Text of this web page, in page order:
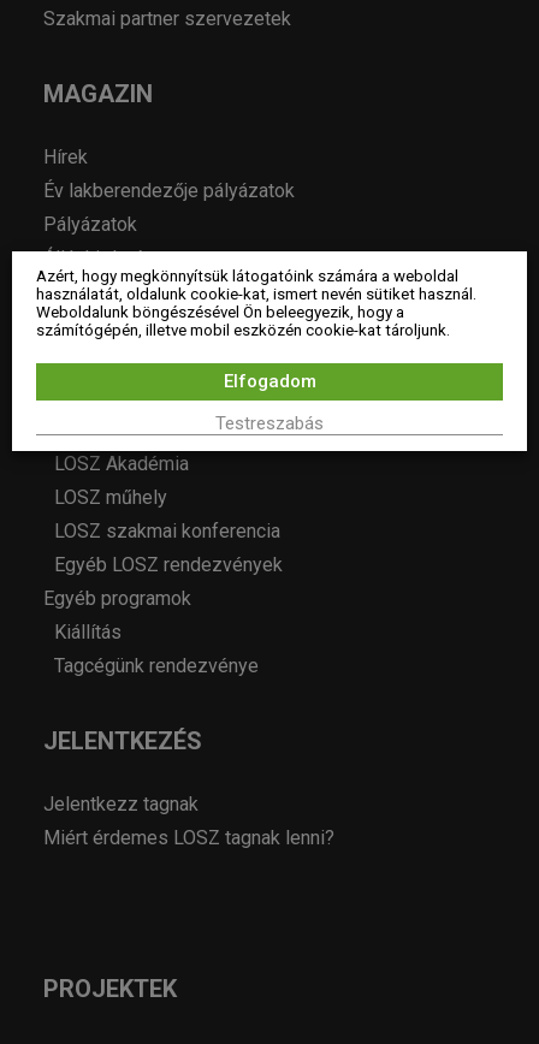
Szakmai partner szervezetek
MAGAZIN
Hírek
Év lakberendezője pályázatok
Pályázatok
Álláshirdetés
Archívum
ESEMÉNYEK
LOSZ programok
LOSZ Akadémia
LOSZ műhely
LOSZ szakmai konferencia
Egyéb LOSZ rendezvények
Egyéb programok
Kiállítás
Tagcégünk rendezvénye
JELENTKEZÉS
Jelentkezz tagnak
Miért érdemes LOSZ tagnak lenni?
PROJEKTEK
Azért, hogy megkönnyítsük látogatóink számára a weboldal
használatát, oldalunk cookie-kat, ismert nevén sütiket használ.
Weboldalunk böngészésével Ön beleegyezik, hogy a
számítógépén, illetve mobil eszközén cookie-kat tároljunk.
Testreszabás
Elfogadom